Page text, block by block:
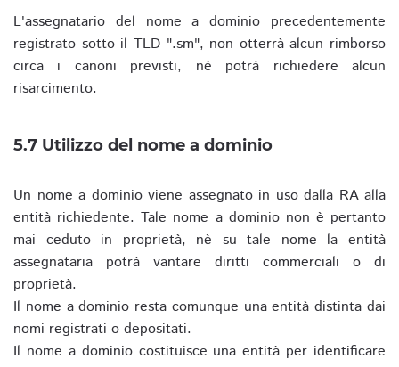
L'assegnatario del nome a dominio precedentemente
registrato sotto il TLD ".sm", non otterrà alcun rimborso
circa i canoni previsti, nè potrà richiedere alcun
risarcimento.
5.7 Utilizzo del nome a dominio
Un nome a dominio viene assegnato in uso dalla RA alla
entità richiedente. Tale nome a dominio non è pertanto
mai ceduto in proprietà, nè su tale nome la entità
assegnataria potrà vantare diritti commerciali o di
proprietà.
Il nome a dominio resta comunque una entità distinta dai
nomi registrati o depositati.
Il nome a dominio costituisce una entità per identificare